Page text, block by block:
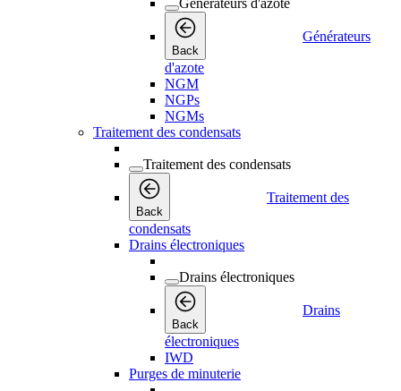
Générateurs d'azote
Back
Générateurs
d'azote
NGM
NGPs
NGMs
Traitement des condensats
Traitement des condensats
Back
Traitement des
condensats
Drains électroniques
Drains électroniques
Back
Drains
électroniques
IWD
Purges de minuterie